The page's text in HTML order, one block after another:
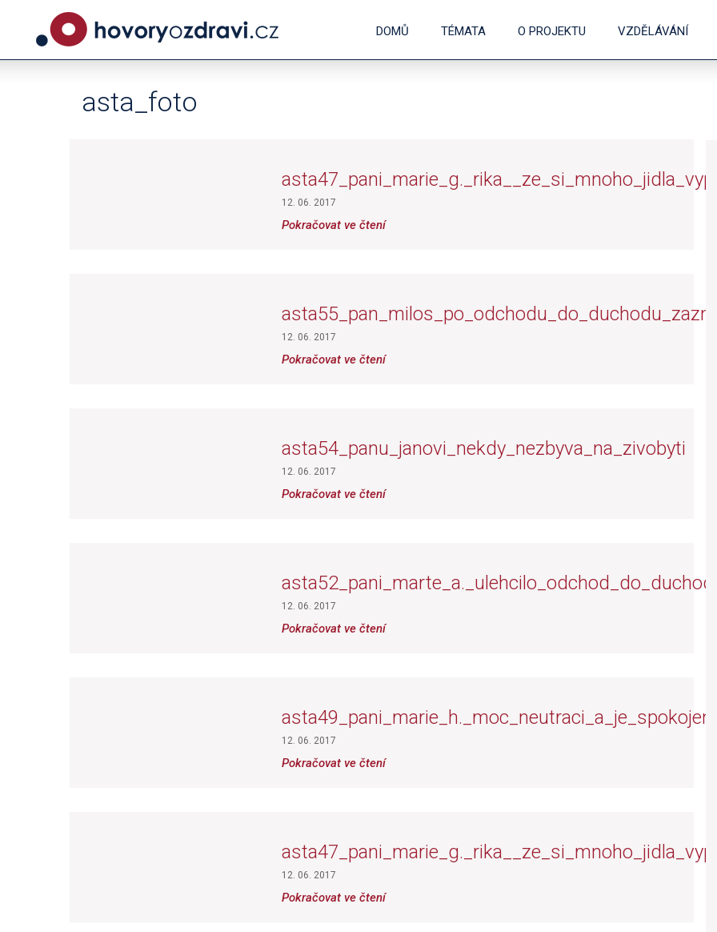
DOMŮ TÉMATA O PROJEKTU VZDĚLÁVÁNÍ
asta_foto
12. 06. 2017
Pokračovat ve čtení
12. 06. 2017
Pokračovat ve čtení
asta54_panu_janovi_nekdy_nezbyva_na_zivobyti
12. 06. 2017
Pokračovat ve čtení
asta52_pani_marte_a._ulehcilo_odchod_do_duchod
12. 06. 2017
Pokračovat ve čtení
12. 06. 2017
Pokračovat ve čtení
12. 06. 2017
Pokračovat ve čtení